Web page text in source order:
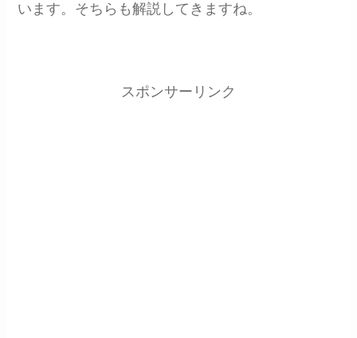
います。そちらも解説してきますね。
スポンサーリンク